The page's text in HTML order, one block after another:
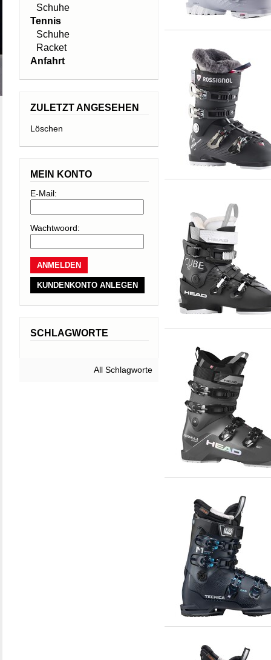
Schuhe
Tennis
Schuhe
Racket
Anfahrt
ZULETZT ANGESEHEN
Löschen
MEIN KONTO
E-Mail:
Wachtwoord:
KUNDENKONTO ANLEGEN
SCHLAGWORTE
All Schlagworte